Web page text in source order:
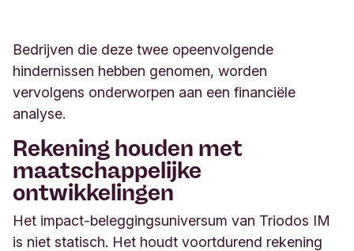
Bedrijven die deze twee opeenvolgende
hindernissen hebben genomen, worden
vervolgens onderworpen aan een financiële
analyse.
Rekening houden met
maatschappelijke
ontwikkelingen
Het impact-beleggingsuniversum van Triodos IM
is niet statisch. Het houdt voortdurend rekening